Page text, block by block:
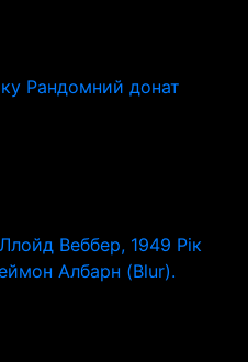
Рандомний донат
Веббер, 1949 Рік
Албарн (Blur).